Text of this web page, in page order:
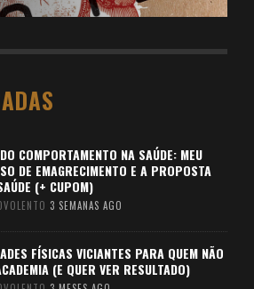
COMPORTAMENTO NA SAÚDE: MEU
DE EMAGRECIMENTO E A PROPOSTA
(+ CUPOM)
3 SEMANAS AGO
FÍSICAS VICIANTES PARA QUEM NÃO
(E QUER VER RESULTADO)